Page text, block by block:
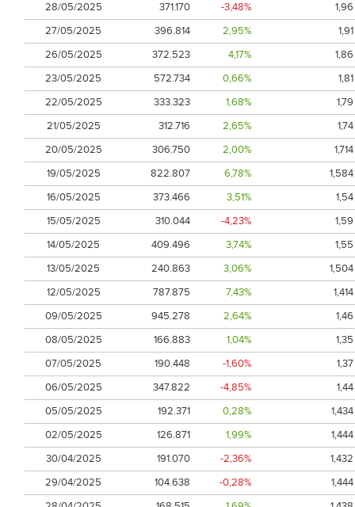
28/05/2025
371.170 -3,48%
1,96
27/05/2025
396.814 2,95%
1,91
26/05/2025
372.523 4,17%
1,86
23/05/2025
572.734 0,66%
1,81
22/05/2025
333.323 1,68%
1,79
21/05/2025
312.716 2,65%
1,74
20/05/2025
306.750 2,00%
1,714
19/05/2025
822.807 6,78%
1,584
16/05/2025
373.466 3,51%
1,54
15/05/2025
310.044 -4,23%
1,59
14/05/2025
409.496 3,74%
1,55
13/05/2025
240.863 3,06%
1,504
12/05/2025
787.875 7,43%
1,414
09/05/2025
945.278 2,64%
1,46
08/05/2025
166.883 1,04%
1,35
07/05/2025
190.448 -1,60%
1,37
06/05/2025
347.822 -4,85%
1,44
05/05/2025
192.371 0,28%
1,434
02/05/2025
126.871 1,99%
1,444
30/04/2025
191.070 -2,36%
1,432
29/04/2025
104.638 -0,28%
1,444